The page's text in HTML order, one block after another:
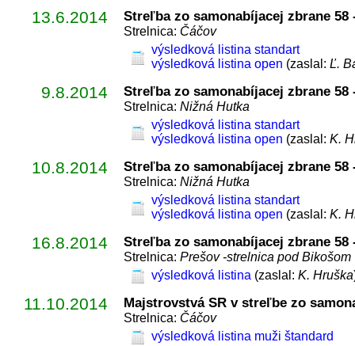
13.6.2014 Streľba zo samonabíjacej zbrane 58
Strelnica: Čáčov
výsledková listina standart
výsledková listina open (zaslal: Ľ.
9.8.2014 Streľba zo samonabíjacej zbrane 58
Strelnica: Nižná Hutka
výsledková listina standart
výsledková listina open (zaslal: K.
10.8.2014 Streľba zo samonabíjacej zbrane 58
Strelnica: Nižná Hutka
výsledková listina standart
výsledková listina open (zaslal: K.
16.8.2014 Streľba zo samonabíjacej zbrane 58
Strelnica: Prešov -strelnica pod Bikošom
výsledková listina (zaslal: K. Hruška
11.10.2014 Majstrovstvá SR v streľbe zo
Strelnica: Čáčov
výsledková listina muži štandard